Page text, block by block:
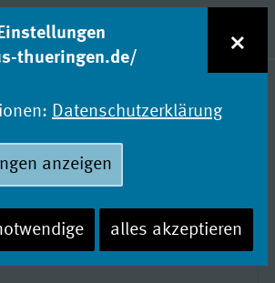
Studium!
Universität Jena
thueringen.de/
×
Datenschutzerklärung
anzeigen
alles akzeptieren